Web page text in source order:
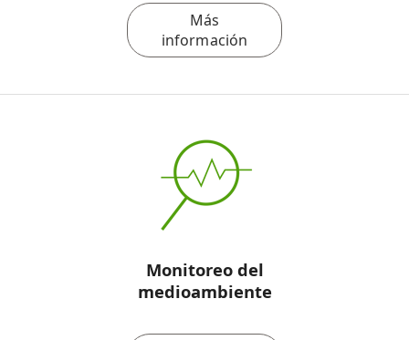
Más
información
Monitoreo del
medioambiente